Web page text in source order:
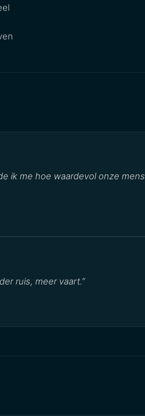
ik me hoe waardevol onze
ruis, meer vaart.”